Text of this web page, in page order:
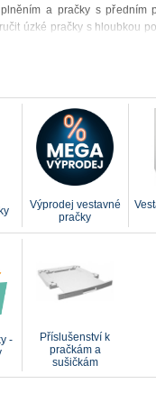
a pračky s předním
úzké pračky s hloubkou
sušičku na prádlo,
pračky a pračkou
Výprodej vestavné
pračky
-
Příslušenství k
pračkám a
sušičkám